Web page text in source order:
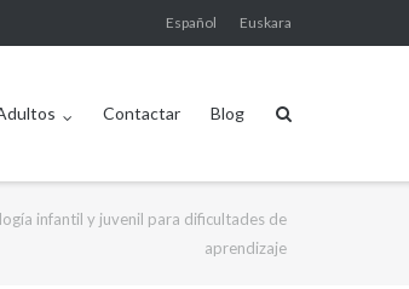
Español Euskara
Contactar Blog
infantil y juvenil para dificultades de
aprendizaje